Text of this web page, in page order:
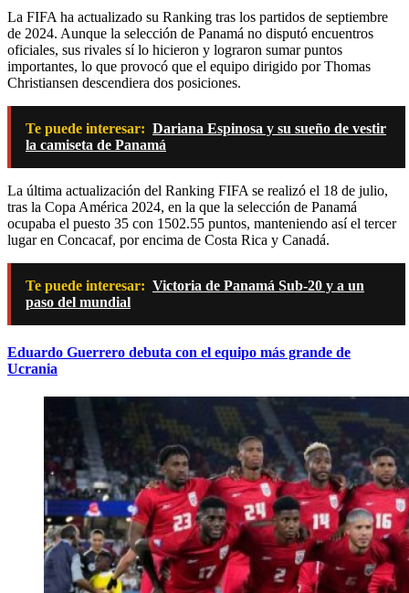
La FIFA ha actualizado su Ranking tras los partidos de septiembre
de 2024. Aunque la selección de Panamá no disputó encuentros
oficiales, sus rivales sí lo hicieron y lograron sumar puntos
importantes, lo que provocó que el equipo dirigido por Thomas
Christiansen descendiera dos posiciones.
Te puede interesar: Dariana Espinosa y su sueño de vestir
la camiseta de Panamá
La última actualización del Ranking FIFA se realizó el 18 de julio,
tras la Copa América 2024, en la que la selección de Panamá
ocupaba el puesto 35 con 1502.55 puntos, manteniendo así el tercer
lugar en Concacaf, por encima de Costa Rica y Canadá.
Te puede interesar: Victoria de Panamá Sub-20 y a un
paso del mundial
Eduardo Guerrero debuta con el equipo más grande de
Ucrania